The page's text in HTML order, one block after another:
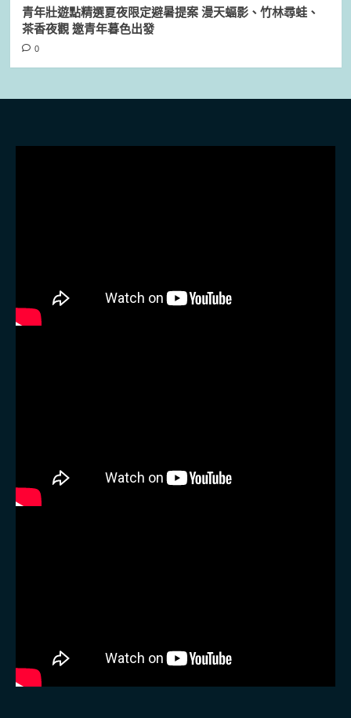
青年壯遊點精選夏夜限定避暑提案 漫天蝠影、竹林尋蛙、
茶香夜觀 邀青年暮色出發
0